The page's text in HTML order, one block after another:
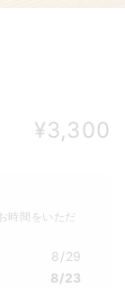
¥3,300
時間をいただ
8/29
8/23